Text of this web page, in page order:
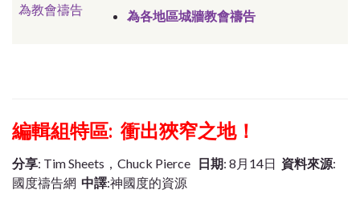
為教會禱告 為各地區城牆教會禱告
編輯組特區: 衝出狹窄之地！
分享: Tim Sheets，Chuck Pierce 日期: 8月14日 資料來源:
國度禱告網 中譯:神國度的資源